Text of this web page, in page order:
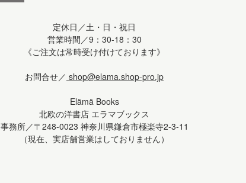
定休日／土・日・祝日
営業時間／9：30-18：30
《ご注文は常時受け付けております》
お問合せ／ shop@elama.shop-pro.jp
Elämä Books
北欧の洋書店 エラマブックス
事務所／〒248-0023 神奈川県鎌倉市極楽寺2-3-11
（現在、実店舗営業はしておりません）